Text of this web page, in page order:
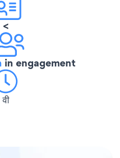
<
in engagement
वी